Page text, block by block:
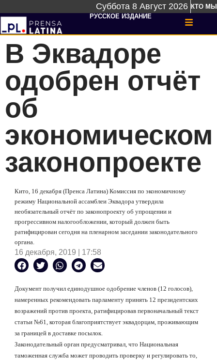
Суббота 8 Август 2026 КТО МЫ
РУССКОЕ ИЗДАНИЕ
В Эквадоре
одобрен отчёт
об
экономическом
законопроекте
Кито, 16 декабря (Пренса Латина) Комиссия по экономичному
режиму Национальной ассамблеи Эквадора утвердила
необязательный отчёт по законопроекту об упрощении и
прогрессивном налогообложении, который должен быть
ратифицирован сегодня на пленарном заседании законодательного
органа.
16 декабря, 2019 | 17:58
Документ получил единодушное одобрение членов (12 голосов),
намеренных рекомендовать парламенту принять 12 президентских
возражений против проекта, ратифицировав первоначальный текст
статьи №61, которая благоприятствует эквадорцам, проживающим
за границей в доставке посылок.
Законодательный орган предусматривал, что Национальная
таможенная служба может проводить проверку и регулировать то,